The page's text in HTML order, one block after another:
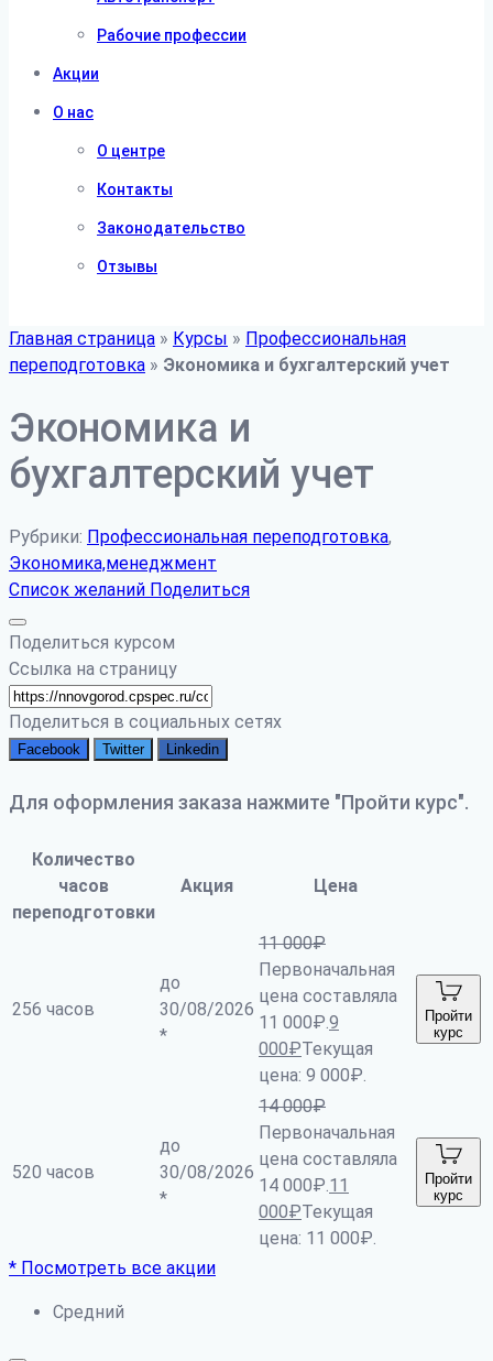
Рабочие профессии
Акции
О нас
О центре
Контакты
Законодательство
Отзывы
Главная страница » Курсы » Профессиональная
переподготовка » Экономика и бухгалтерский учет
Экономика и
бухгалтерский учет
Рубрики: Профессиональная переподготовка,
Экономика,менеджмент
Список желаний Поделиться
Поделиться курсом
Ссылка на страницу
Поделиться в социальных сетях
Facebook Twitter Linkedin
Для оформления заказа нажмите "Пройти курс".
Количество
часов
переподготовки
Акция Цена
256 часов
до
30/08/2026
*
11 000₽
Первоначальная
цена составляла
11 000₽.9
000₽Текущая
цена: 9 000₽.
Пройти
курс
520 часов
до
30/08/2026
*
14 000₽
Первоначальная
цена составляла
14 000₽.11
000₽Текущая
цена: 11 000₽.
Пройти
курс
* Посмотреть все акции
Средний